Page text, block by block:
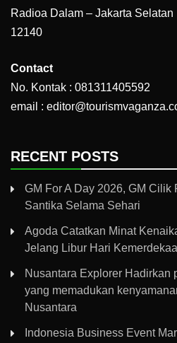
Radioa Dalam – Jakarta Selatan
12140
Contact
No. Kontak : 081311405592
email :
RECENT POSTS
GM For A Day 2026, GM Cilik
Santika Selama Sehari
Agoda Catatkan Minat
Jelang Libur Hari
Nusantara Explorer Hadirkan
yang memadukan
Nusantara
Indonesia Business Event